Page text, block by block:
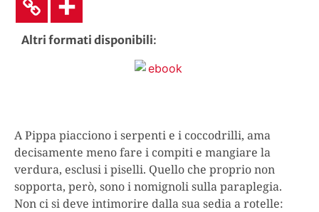
Altri formati disponibili:
A Pippa piacciono i serpenti e i coccodrilli, ama
decisamente meno fare i compiti e mangiare la
verdura, esclusi i piselli. Quello che proprio non
sopporta, però, sono i nomignoli sulla paraplegia.
Non ci si deve intimorire dalla sua sedia a rotelle: